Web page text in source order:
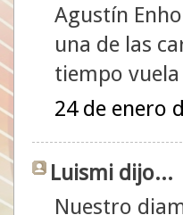
Agustín
una de las
tiempo vuela
24 de enero
Luismi dijo...
Nuestro